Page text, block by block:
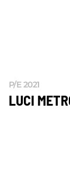
P/E 2021
LUCI